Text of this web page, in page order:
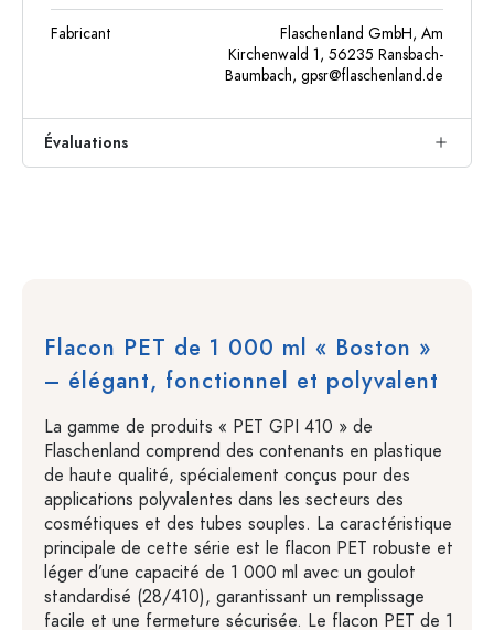
Fabricant
Flaschenland GmbH, Am
Kirchenwald 1, 56235 Ransbach-
Baumbach, gpsr@flaschenland.de
Évaluations
Flacon PET de 1 000 ml « Boston »
– élégant, fonctionnel et polyvalent
La gamme de produits « PET GPI 410 » de
Flaschenland comprend des contenants en plastique
de haute qualité, spécialement conçus pour des
applications polyvalentes dans les secteurs des
cosmétiques et des tubes souples. La caractéristique
principale de cette série est le flacon PET robuste et
léger d’une capacité de 1 000 ml avec un goulot
standardisé (28/410), garantissant un remplissage
facile et une fermeture sécurisée. Le flacon PET de 1